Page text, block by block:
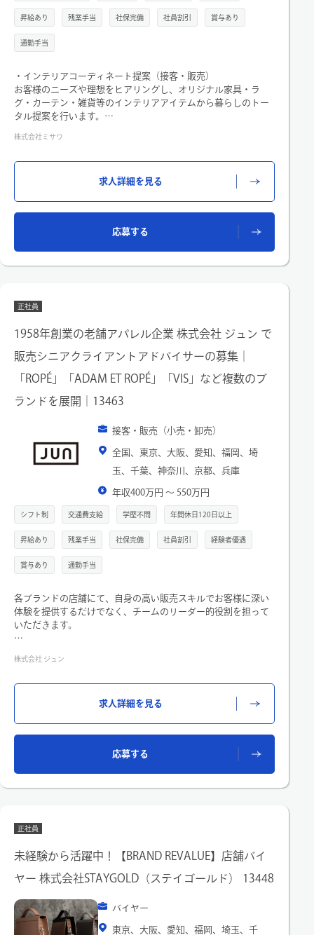
昇給あり 残業手当 社保完備 社員割引 賞与あり
通勤手当
・インテリアコーディネート提案（接客・販売）
お客様のニーズや理想をヒアリングし、オリジナル家具・ラ
グ・カーテン・雑貨等のインテリアアイテムから暮らしのトー
タル提案を行います。
・その他、店舗運営や売り場づくりに関する業務
株式会社ミサワ
求人詳細を見る
応募する
正社員
1958年創業の老舗アパレル企業 株式会社 ジュン で
販売シニアクライアントアドバイサーの募集｜
「ROPÉ」「ADAM ET ROPÉ」「VIS」など複数のブ
ランドを展開｜13463
接客・販売（小売・卸売）
全国、東京、大阪、愛知、福岡、埼
玉、千葉、神奈川、京都、兵庫
年収400万円 〜 550万円
シフト制 交通費支給 学歴不問 年間休日120日以上
昇給あり 残業手当 社保完備 社員割引 経験者優遇
賞与あり 通勤手当
各ブランドの店舗にて、自身の高い販売スキルでお客様に深い
体験を提供するだけでなく、チームのリーダー的役割を担って
いただきます。
深め、ブランドの世界観を体現したパーソナルな提案
➂スタッフ育成 ：チーム全体のロールモデルとなり、既存メン
え、在庫管理、ディスプレイ、バックオフィスの効率化など、
店舗運営を円滑にするためのオペレーション業務
株式会社 ジュン
求人詳細を見る
応募する
正社員
未経験から活躍中！【BRAND REVALUE】店舗バイ
ヤー 株式会社STAYGOLD（ステイゴールド） 13448
バイヤー
東京、大阪、愛知、福岡、埼玉、千